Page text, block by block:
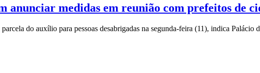
anunciar medidas em reunião com prefeitos de
do auxílio para pessoas desabrigadas na segunda-feira (11), indica Palácio